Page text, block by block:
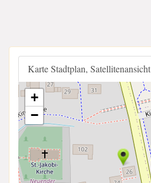
Karte Stadtplan, Satellitenansicht
+
−